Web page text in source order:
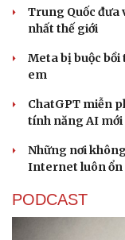
Trung Quốc đưa
nhất thế giới
Meta bị buộc bồi
em
ChatGPT miễn
tính năng AI mới
Những nơi
Internet luôn ổn
PODCAST